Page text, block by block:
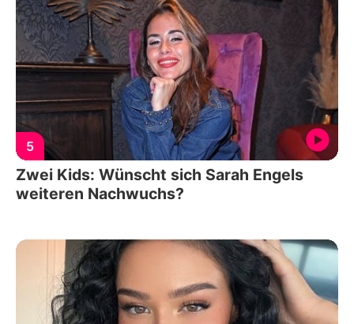
5
Zwei Kids: Wünscht sich Sarah Engels
weiteren Nachwuchs?